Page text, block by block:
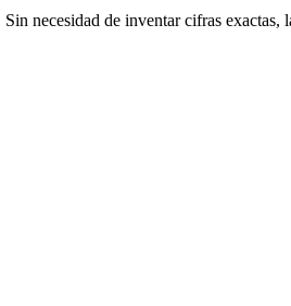
necesidad de inventar cifras exactas,